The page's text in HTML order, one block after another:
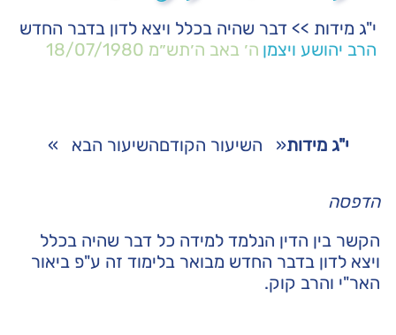
י"ג מידות >> דבר שהיה בכלל ויצא לדון בדבר החדש
הרב יהושע ויצמן ה׳ באב ה׳תש״מ 18/07/1980
י"ג מידות« השיעור הקודםהשיעור הבא »
הדפסה
הקשר בין הדין הנלמד למידה כל דבר שהיה בכלל
ויצא לדון בדבר החדש מבואר בלימוד זה ע"פ ביאור
האר"י והרב קוק.